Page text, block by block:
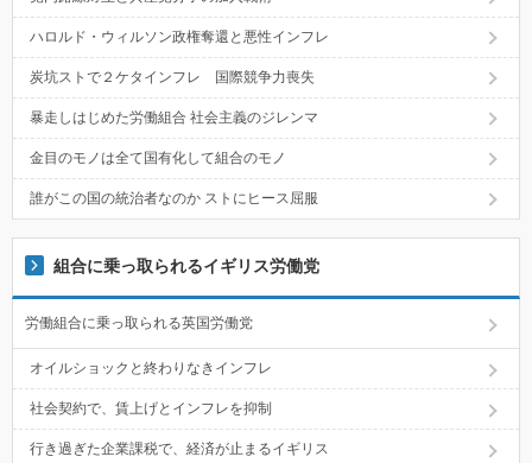
ハロルド・ウィルソン政権奪還と悪性インフレ
炭坑ストで２ケタインフレ 国際競争力喪失
暴走しはじめた労働組合 社会主義のジレンマ
金目のモノは全て国有化して組合のモノ
誰がこの国の統治者なのか ストにヒース屈服
組合に乗っ取られるイギリス労働党
労働組合に乗っ取られる英国労働党
オイルショックと終わりなきインフレ
社会契約で、賃上げとインフレを抑制
行き過ぎた企業課税で、経済が止まるイギリス